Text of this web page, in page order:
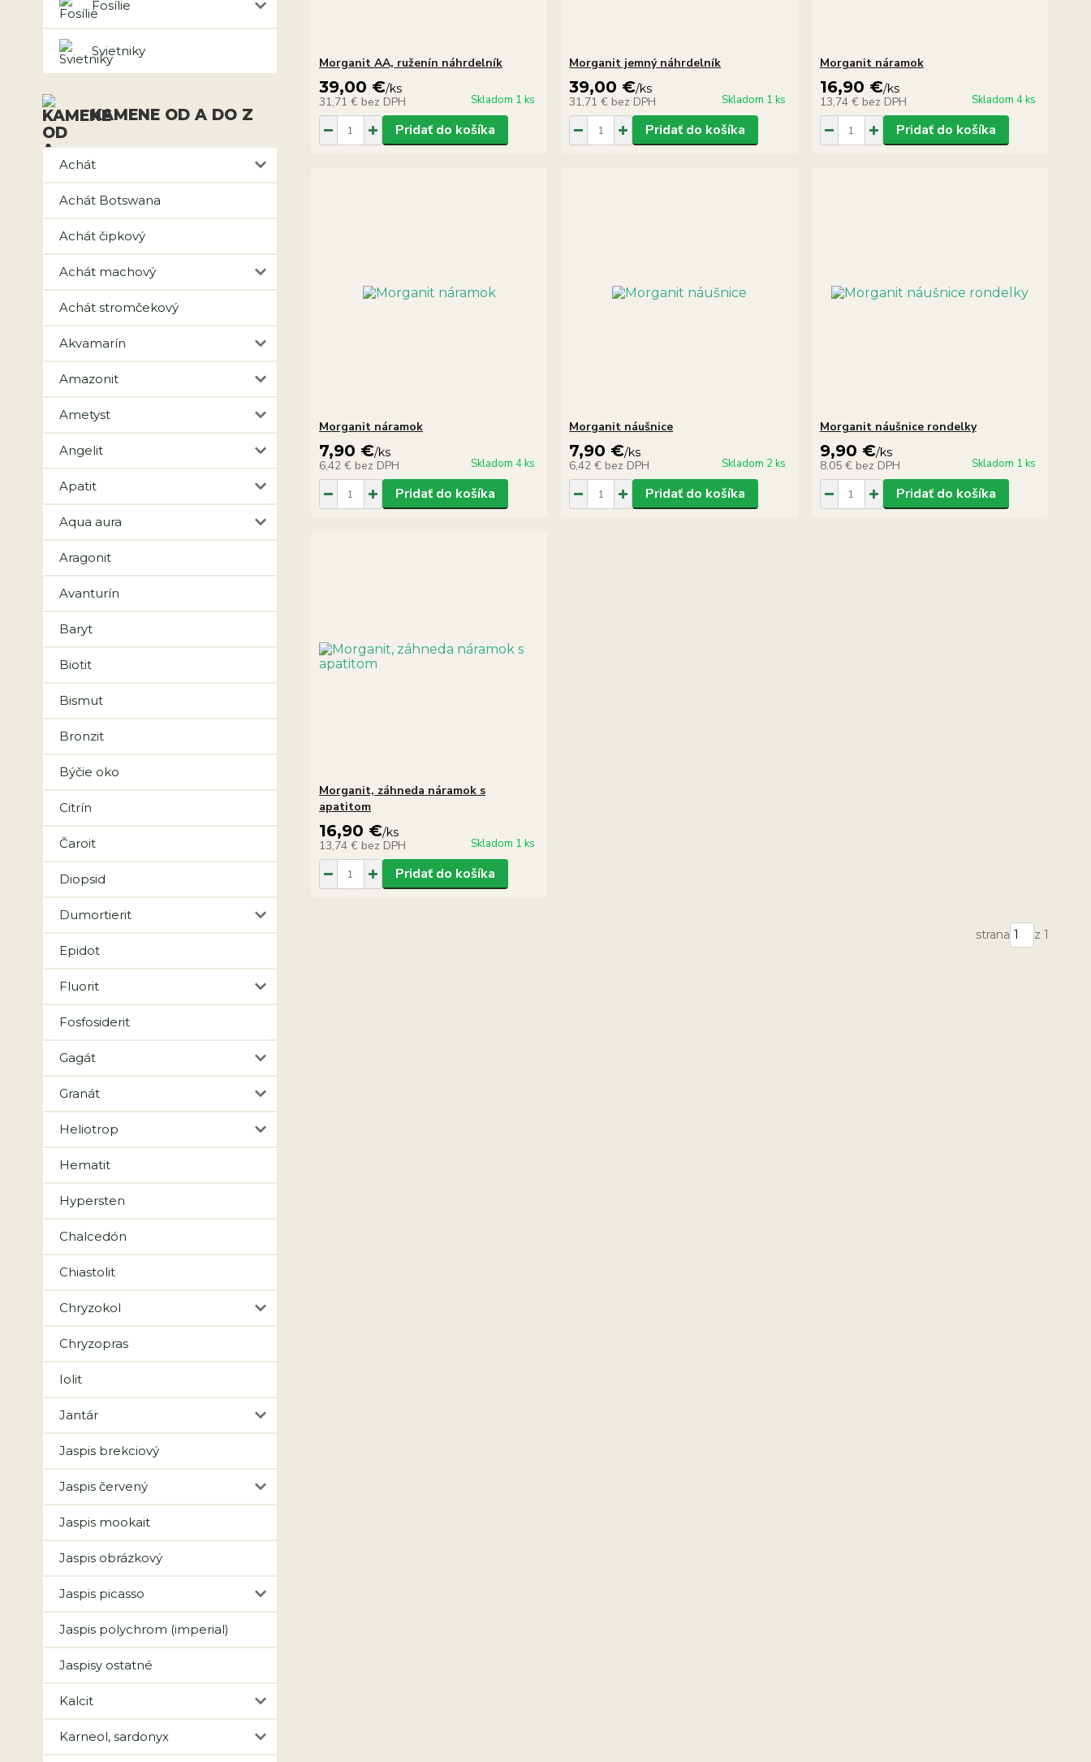
Fosílie
Svietniky
KAMENE OD A DO Z
Achát
Achát Botswana
Achát čipkový
Achát machový
Achát stromčekový
Akvamarín
Amazonit
Ametyst
Angelit
Apatit
Aqua aura
Aragonit
Avanturín
Baryt
Biotit
Bismut
Bronzit
Býčie oko
Citrín
Čaroit
Diopsid
Dumortierit
Epidot
Fluorit
Fosfosiderit
Gagát
Granát
Heliotrop
Hematit
Hypersten
Chalcedón
Chiastolit
Chryzokol
Chryzopras
Iolit
Jantár
Jaspis brekciový
Jaspis červený
Jaspis mookait
Jaspis obrázkový
Jaspis picasso
Jaspis polychrom (imperial)
Jaspisy ostatné
Kalcit
Karneol, sardonyx
Morganit AA, ruženín náhrdelník
39,00 €/ks
31,71 € bez DPH Skladom 1 ks
Pridať do košíka
Morganit jemný náhrdelník
39,00 €/ks
31,71 € bez DPH Skladom 1 ks
Pridať do košíka
Morganit náramok
16,90 €/ks
13,74 € bez DPH Skladom 4 ks
Pridať do košíka
Morganit náramok
7,90 €/ks
6,42 € bez DPH Skladom 4 ks
Pridať do košíka
Morganit náušnice
7,90 €/ks
6,42 € bez DPH Skladom 2 ks
Pridať do košíka
Morganit náušnice rondelky
9,90 €/ks
8,05 € bez DPH Skladom 1 ks
Pridať do košíka
Morganit, záhneda náramok s
apatitom
16,90 €/ks
13,74 € bez DPH Skladom 1 ks
Pridať do košíka
strana z 1